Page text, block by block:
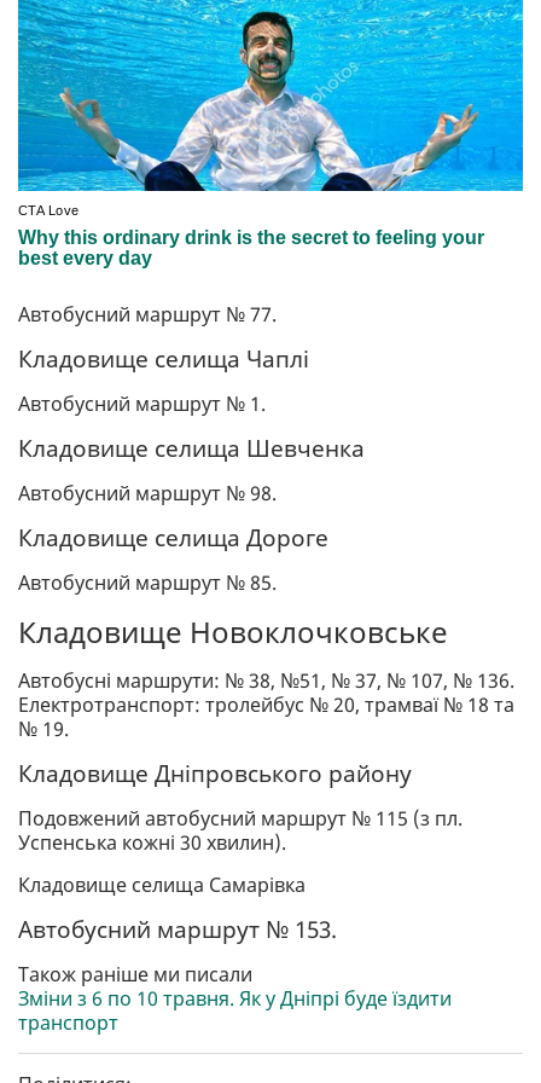
Автобусний маршрут № 77.
Кладовище селища Чаплі
Автобусний маршрут № 1.
Кладовище селища Шевченка
Автобусний маршрут № 98.
Кладовище селища Дороге
Автобусний маршрут № 85.
Кладовище Новоклочковське
Автобусні маршрути: № 38, №51, № 37, № 107, № 136.
Електротранспорт: тролейбус № 20, трамваї № 18 та
№ 19.
Кладовище Дніпровського району
Подовжений автобусний маршрут № 115 (з пл.
Успенська кожні 30 хвилин).
Кладовище селища Самарівка
Автобусний маршрут № 153.
Також раніше ми писали
Зміни з 6 по 10 травня. Як у Дніпрі буде їздити
транспорт